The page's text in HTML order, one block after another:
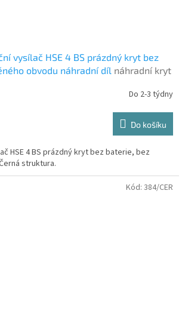
vysílač HSE 4 BS prázdný kryt bez
obvodu náhradní díl náhradní kryt
Do 2-3 týdny
Do košíku
HSE 4 BS prázdný kryt bez baterie, bez
struktura.
Kód: 384/CER